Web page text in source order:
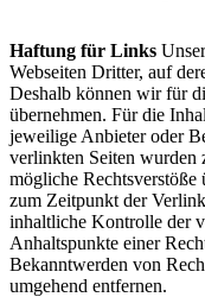
Haftung für Links
Webseiten Dritter, auf
Deshalb können wir für
übernehmen. Für die
jeweilige Anbieter oder
verlinkten Seiten
mögliche
zum Zeitpunkt der
inhaltliche Kontrolle der
Anhaltspunkte einer
Bekanntwerden von
umgehend entfernen.